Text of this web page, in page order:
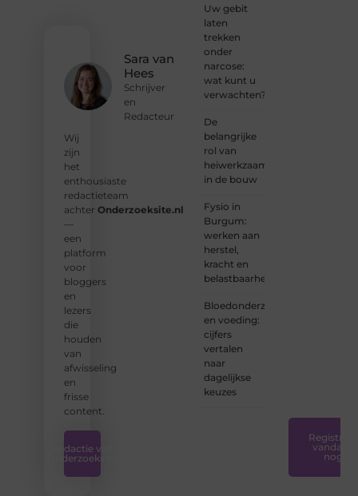
Sara van
Hees
Schrijver
en
Redacteur
Wij
zijn
het
enthousiaste
redactieteam
achter Onderzoeksite.nl
—
een
platform
voor
bloggers
en
lezers
die
houden
van
afwisseling
en
frisse
content.
Redactie van
Onderzoeksite
Uw gebit
laten
trekken
onder
narcose:
wat kunt u
verwachten?
De
belangrijke
rol van
heiwerkzaamheden
in de bouw
Fysio in
Burgum:
werken aan
herstel,
kracht en
belastbaarheid
Bloedonderzoek
en voeding:
cijfers
vertalen
naar
dagelijkse
keuzes
Registreer
vandaag
nog